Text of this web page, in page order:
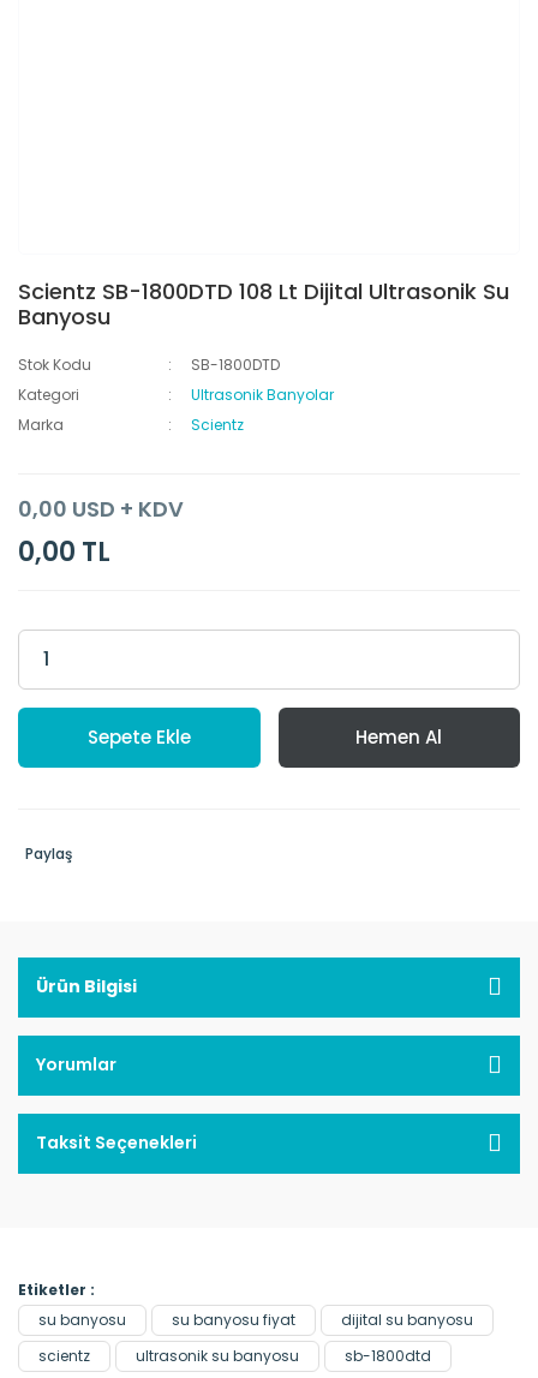
Scientz SB-1800DTD 108 Lt Dijital Ultrasonik Su
Banyosu
Stok Kodu
SB-1800DTD
Kategori
Ultrasonik Banyolar
Marka
Scientz
0,00 USD + KDV
0,00 TL
Sepete Ekle Hemen Al
Paylaş
Ürün Bilgisi
Yorumlar
Taksit Seçenekleri
Etiketler :
su banyosu
su banyosu fiyat
dijital su banyosu
scientz
ultrasonik su banyosu sb-1800dtd